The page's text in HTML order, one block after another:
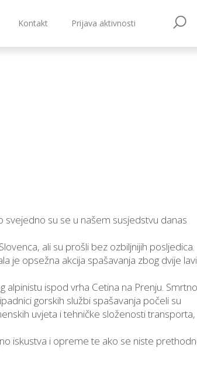
Kontakt Prijava aktivnosti
svejedno su se u našem susjedstvu danas
ali su prošli bez ozbiljnijih posljedica.
je opsežna akcija spašavanja zbog dvije
ispod vrha Cetina na Prenju.
gorskih službi spašavanja počeli su
uvjeta i tehničke složenosti transporta,
iskustva i opreme te ako se niste